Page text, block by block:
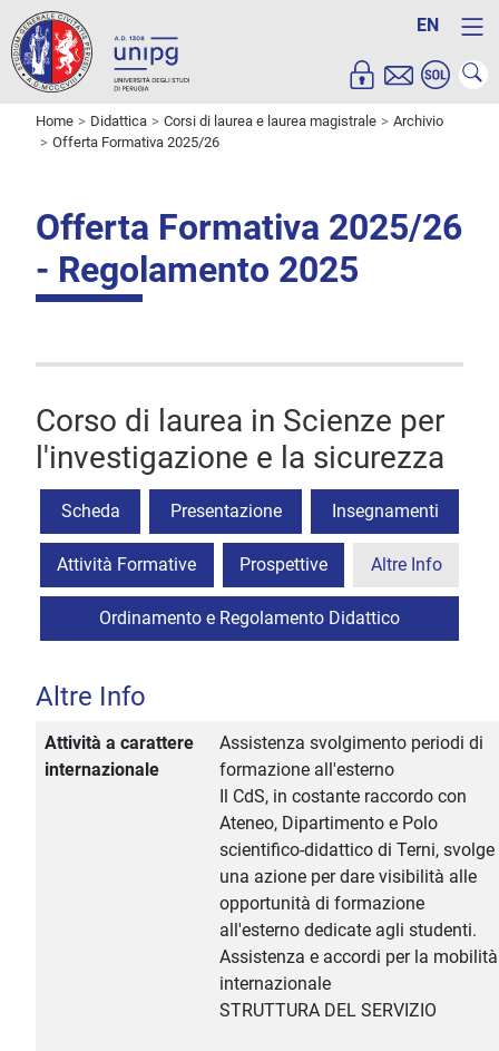
EN
Home Didattica Corsi di laurea e laurea magistrale
Archivio
Offerta Formativa 2025/26
Offerta Formativa 2025/26
- Regolamento 2025
Corso di laurea in Scienze per
l'investigazione e la sicurezza
Scheda Presentazione Insegnamenti
Attività Formative Prospettive Altre Info
Ordinamento e Regolamento Didattico
Altre Info
Attività a carattere
internazionale
Assistenza svolgimento periodi di
formazione all'esterno
Il CdS, in costante raccordo con
Ateneo, Dipartimento e Polo
scientifico-didattico di Terni, svolge
una azione per dare visibilità alle
opportunità di formazione
all'esterno dedicate agli studenti.
Assistenza e accordi per la mobilità
internazionale
STRUTTURA DEL SERVIZIO